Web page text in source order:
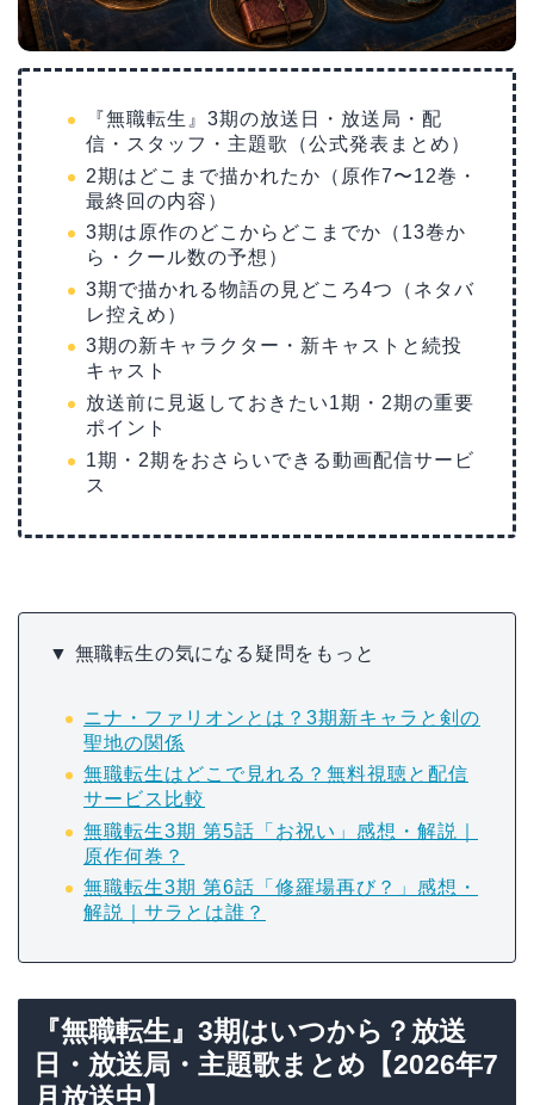
『無職転生』3期の放送日・放送局・配
信・スタッフ・主題歌（公式発表まとめ）
2期はどこまで描かれたか（原作7〜12巻・
最終回の内容）
3期は原作のどこからどこまでか（13巻か
ら・クール数の予想）
3期で描かれる物語の見どころ4つ（ネタバ
レ控えめ）
3期の新キャラクター・新キャストと続投
キャスト
放送前に見返しておきたい1期・2期の重要
ポイント
1期・2期をおさらいできる動画配信サービ
ス
▼ 無職転生の気になる疑問をもっと
ニナ・ファリオンとは？3期新キャラと剣の
聖地の関係
無職転生はどこで見れる？無料視聴と配信
サービス比較
無職転生3期 第5話「お祝い」感想・解説｜
原作何巻？
無職転生3期 第6話「修羅場再び？」感想・
解説｜サラとは誰？
『無職転生』3期はいつから？放送
日・放送局・主題歌まとめ【2026年7
月放送中】